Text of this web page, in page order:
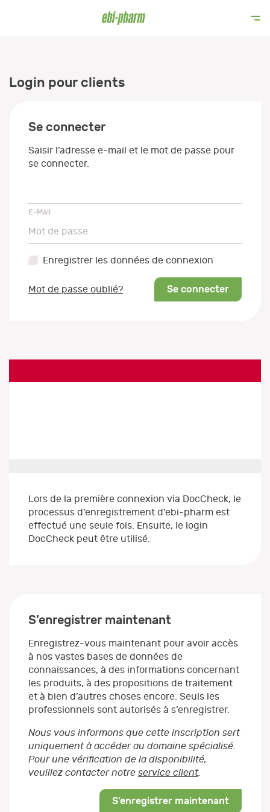
Login pour clients
Se connecter
Saisir l’adresse e-mail et le mot de passe pour
se connecter.
E-Mail
Mot de passe
Mot de passe
Enregistrer les données de connexion
Mot de passe oublié? Se connecter
Lors de la première connexion via DocCheck, le
processus d'enregistrement d'ebi-pharm est
effectué une seule fois. Ensuite, le login
DocCheck peut être utilisé.
S’enregistrer maintenant
Enregistrez-vous maintenant pour avoir accès
à nos vastes bases de données de
connaissances, à des informations concernant
les produits, à des propositions de traitement
et à bien d’autres choses encore. Seuls les
professionnels sont autorisés à s’enregistrer.
Nous vous informons que cette inscription sert
uniquement à accéder au domaine spécialisé.
Pour une vérification de la disponibilité,
veuillez contacter notre service client.
S’enregistrer maintenant